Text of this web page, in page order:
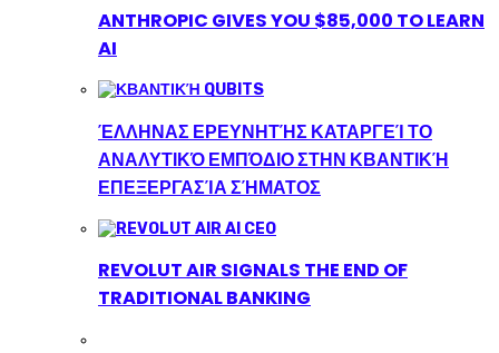
ANTHROPIC GIVES YOU $85,000 TO LEARN
AI
ΈΛΛΗΝΑΣ ΕΡΕΥΝΗΤΉΣ ΚΑΤΑΡΓΕΊ ΤΟ
ΑΝΑΛΥΤΙΚΌ ΕΜΠΌΔΙΟ ΣΤΗΝ ΚΒΑΝΤΙΚΉ
ΕΠΕΞΕΡΓΑΣΊΑ ΣΉΜΑΤΟΣ
REVOLUT AIR SIGNALS THE END OF
TRADITIONAL BANKING